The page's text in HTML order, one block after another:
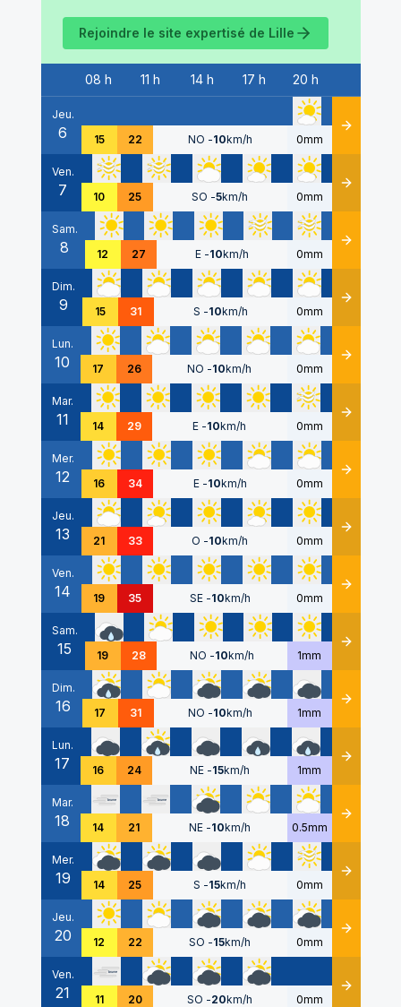
Rejoindre le site expertisé de Lille
Date
08 h 11 h 14 h 17 h 20 h
Jeu.
6 15 22 NO -10km/h 0mm Détails
Ven.
7 10 25 SO -5km/h 0mm Détails
Sam.
8 12 27 E -10km/h 0mm Détails
Dim.
9 15 31 S -10km/h 0mm Détails
Lun.
10 17 26 NO -10km/h 0mm Détails
Mar.
11 14 29 E -10km/h 0mm Détails
Mer.
12 16 34 E -10km/h 0mm Détails
Jeu.
13 21 33 O -10km/h 0mm Détails
Ven.
14 19 35 SE -10km/h 0mm Détails
Sam.
15 19 28 NO -10km/h 1mm Détails
Dim.
16 17 31 NO -10km/h 1mm Détails
Lun.
17 16 24 NE -15km/h 1mm Détails
Mar.
18 14 21 NE -10km/h 0.5mm Détails
Mer.
19 14 25 S -15km/h 0mm Détails
Jeu.
20 12 22 SO -15km/h 0mm Détails
Ven.
21 11 20 SO -20km/h 0mm Détails